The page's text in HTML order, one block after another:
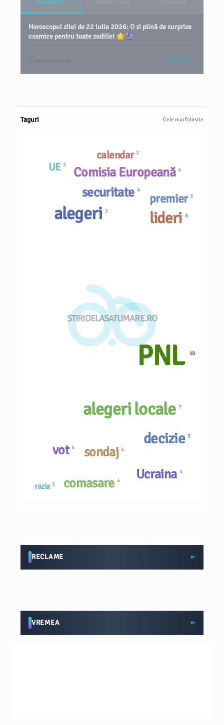
HOROSCOP
Horoscopul zilei de 22 iulie 2026: O zi plină de surprize
cosmice pentru toate zodiile! 🌟🔮
2 săptămâni în urmă VEZI TOT
Taguri Cele mai folosite
STIRIDELASATUMARE.RO
decizie 5
sondaj4
Comisia Europeană4
Ucraina 4
UE 2
razia 1
vot4
securitate 4
comasare4
PNL 19
lideri 6
calendar 2
alegeri locale7
alegeri7
premier 3
RECLAME
VREMEA